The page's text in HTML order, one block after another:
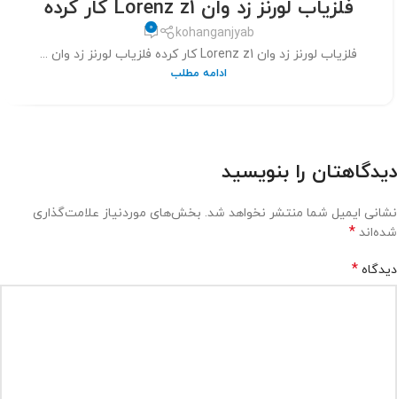
فلزیاب لورنز زد وان Lorenz z1 کار کرده
kohanganjyab
0
فلزیاب لورنز زد وان Lorenz z1 کار کرده فلزیاب لورنز زد وان ...
ادامه مطلب
دیدگاهتان را بنویسید
نشانی ایمیل شما منتشر نخواهد شد. بخش‌های موردنیاز علامت‌گذاری
شده‌اند *
دیدگاه *